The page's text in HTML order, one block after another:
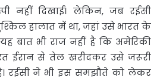
नहीं दिखाई। लेकिन, जब रईसी
हालात में था, जहां उसे भारत के
बात भी राज नहीं है कि अमेरिकी
ईरान से तेल खरीदकर उसे जरूरी
रईसी ने भी इस समझौते को लेकर